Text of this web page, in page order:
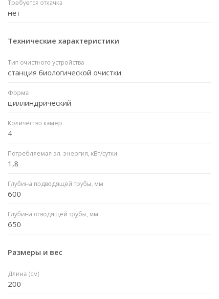
Требуется откачка
нет
Технические характеристики
Тип очистного устройства
станция биологической очистки
Форма
циллиндрический
Количество камер
4
Потребляемая эл. энергия, кВт/сутки
1,8
Глубина подводящей трубы, мм
600
Глубина отводящей трубы, мм
650
Размеры и вес
Длина (см)
200